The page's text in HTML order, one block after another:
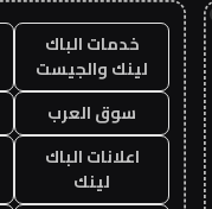
خدمات الباك
لينك والجيست
سوق العرب
اعلانات الباك
لينك